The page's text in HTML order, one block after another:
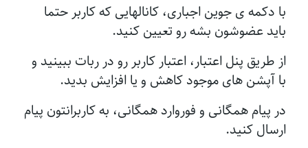
با دکمه ی جوین اجباری، کانالهایی که کاربر حتما
باید عضوشون بشه رو تعیین کنید.
از طریق پنل اعتبار، اعتبار کاربر رو در ربات ببینید و
با آپشن های موجود کاهش و یا افزایش بدید.
در پیام همگانی و فوروارد همگانی، به کاربرانتون پیام
ارسال کنید.